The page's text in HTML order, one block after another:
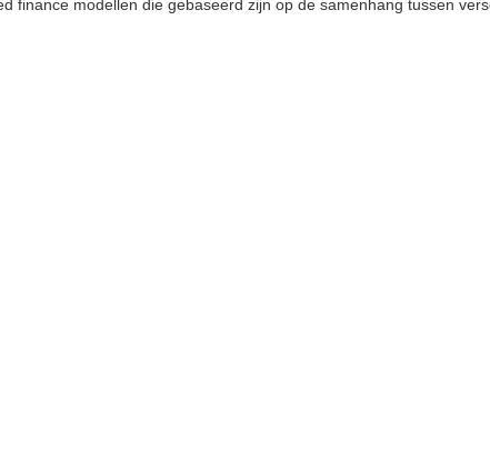
finance modellen die gebaseerd zijn op de samenhang tussen